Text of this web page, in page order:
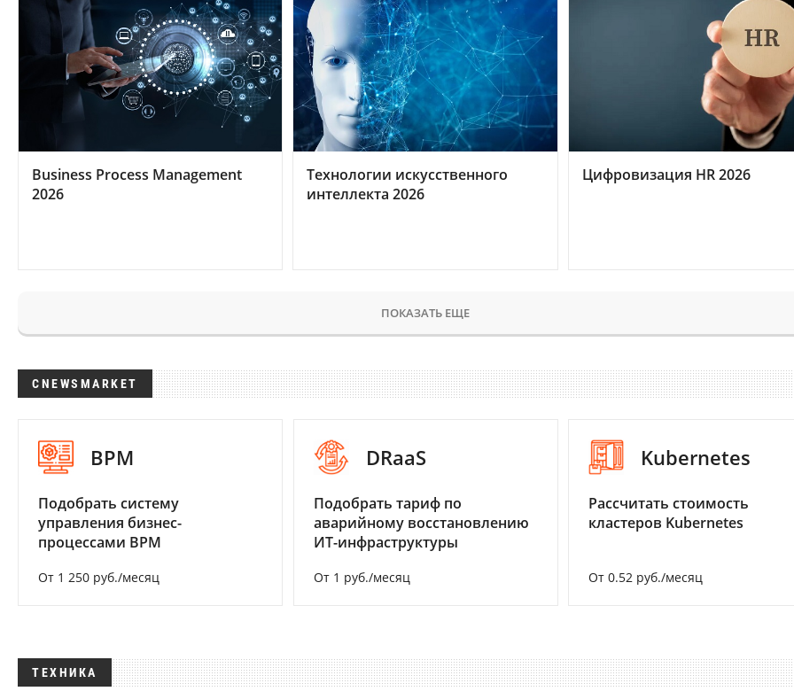
Business Process Management
2026
Технологии искусственного
интеллекта 2026
Цифровизация HR 2026
ПОКАЗАТЬ ЕЩЕ
CNEWSMARKET
BPM
Подобрать систему
управления бизнес-
процессами BPM
От 1 250 руб./месяц
DRaaS
Подобрать тариф по
аварийному восстановлению
ИТ-инфраструктуры
От 1 руб./месяц
Kubernetes
Рассчитать стоимость
кластеров Kubernetes
От 0.52 руб./месяц
ТЕХНИКА